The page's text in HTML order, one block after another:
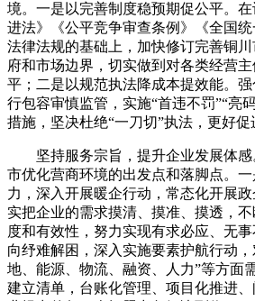
境。一是以完善制度稳预期促公平。
进法》《公平竞争审查条例》《全国
法律法规的基础上，加快修订完善铜
府和市场边界，切实做到对各类经营
平；二是以规范执法降成本提效能。
行包容审慎监管，实施“首违不罚”“亮
措施，坚决杜绝“一刀切”执法，更好促
坚持服务宗旨，提升企业发展体感
市优化营商环境的出发点和落脚点。
力，深入开展暖企行动，常态化开展
实把企业的需求摸清、摸准、摸透，
度和有效性，努力实现有求必应、无
向纾难解困，深入实施要素护航行动
地、能源、物流、融资、人力”等方面
建立清单，台账化管理、项目化推进